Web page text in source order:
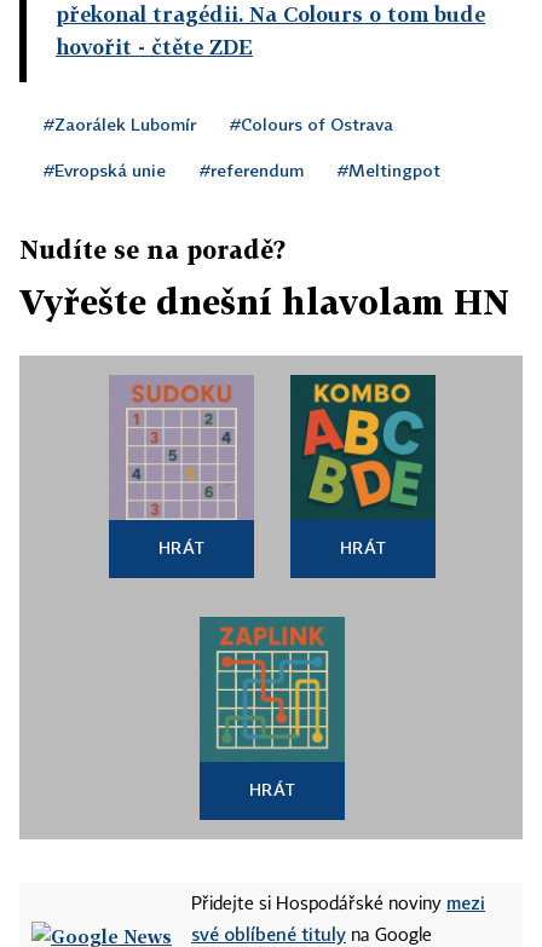
překonal tragédii. Na Colours o tom bude
hovořit - čtěte ZDE
#Zaorálek Lubomír #Colours of Ostrava
#Evropská unie #referendum #Meltingpot
Nudíte se na poradě?
Vyřešte dnešní hlavolam HN
HRÁT HRÁT
HRÁT
Přidejte si Hospodářské noviny mezi
své oblíbené tituly na Google